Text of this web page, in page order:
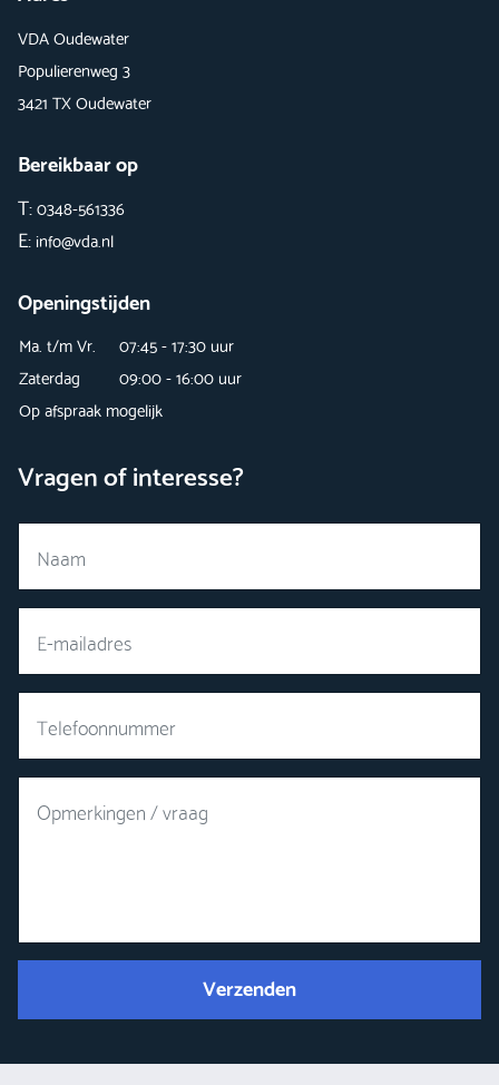
VDA Oudewater
Populierenweg 3
3421 TX Oudewater
Bereikbaar op
T:0348-561336
E:info@vda.nl
Openingstijden
Ma. t/m Vr.
07:45 - 17:30 uur
Zaterdag
09:00 - 16:00 uur
Op afspraak mogelijk
Vragen of interesse?
Verzenden